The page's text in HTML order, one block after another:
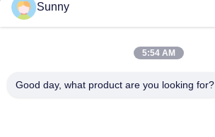
ই-মেইল
sunny.xu@woolsche.com
Sunny
5:54 AM
Good day, what product are you looking for?